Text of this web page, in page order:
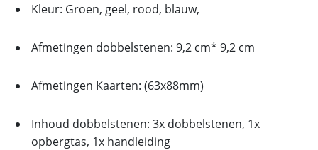
Kleur: Groen, geel, rood, blauw,
Afmetingen dobbelstenen: 9,2 cm* 9,2 cm
Afmetingen Kaarten: (63x88mm)
Inhoud dobbelstenen: 3x dobbelstenen, 1x
opbergtas, 1x handleiding